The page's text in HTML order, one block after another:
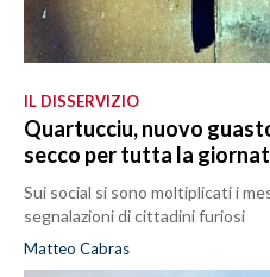
IL DISSERVIZIO
Quartucciu, nuovo
secco per tutta la
Sui social si sono moltiplicati i
segnalazioni di cittadini furiosi
Matteo Cabras